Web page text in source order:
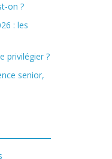
on ?
: les
privilégier ?
senior,